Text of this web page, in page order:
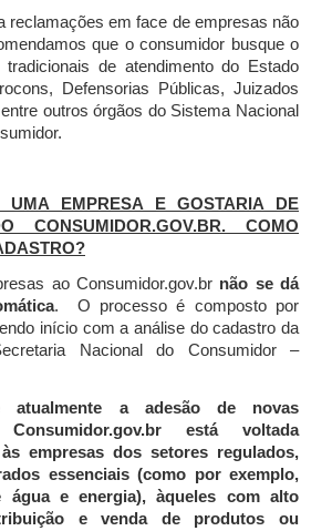
reclamações em face de empresas não
que o consumidor busque o
de atendimento do Estado
Defensorias Públicas, Juizados
outros órgãos do Sistema Nacional
UMA EMPRESA E GOSTARIA DE
CONSUMIDOR.GOV.BR. COMO
ao Consumidor.gov.br não se dá
. O processo é composto por
início com a análise do cadastro da
Nacional do Consumidor –
atualmente a adesão de novas
está voltada
empresas dos setores regulados,
essenciais (como por exemplo,
água e energia), àqueles com alto
e venda de produtos ou